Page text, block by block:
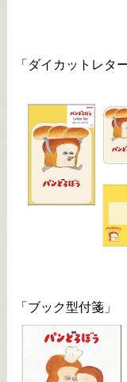
「ダイカットレ
「ブック型付箋